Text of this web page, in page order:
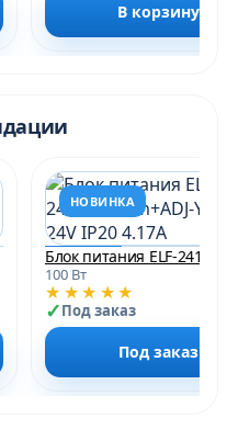
В корзину
НОВИНКА
100 Вт
★★★★★
Под заказ
Под заказ